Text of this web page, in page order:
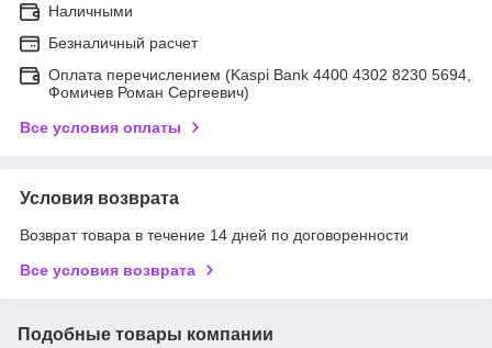
Наличными
Безналичный расчет
Оплата перечислением (Kaspi Bank 4400 4302 8230 5694,
Фомичев Роман Сергеевич)
Все условия оплаты
Условия возврата
Возврат товара в течение 14 дней по договоренности
Все условия возврата
Подобные товары компании